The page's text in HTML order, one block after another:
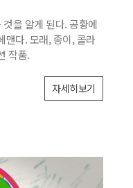
을 알게 된다. 공황에
맨다. 모래, 종이, 콜라
작품.
자세히보기